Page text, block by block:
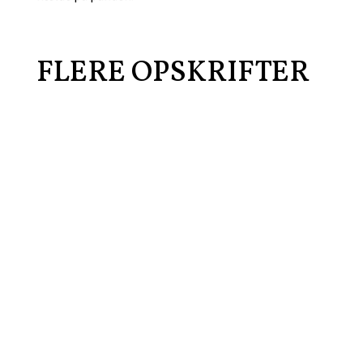
FLERE OPSKRIFTER